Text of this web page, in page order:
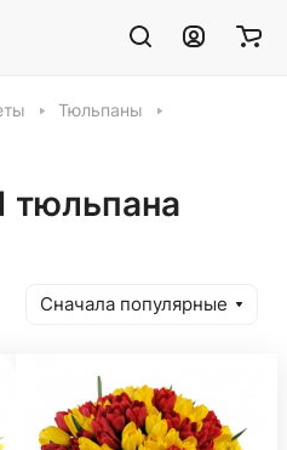
Тюльпаны
тюльпана
Сначала популярные